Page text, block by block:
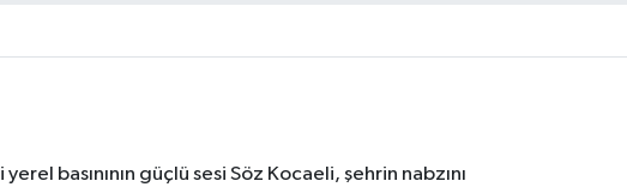
basınının güçlü sesi Söz Kocaeli, şehrin nabzını